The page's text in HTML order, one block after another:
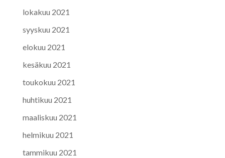
lokakuu 2021
syyskuu 2021
elokuu 2021
kesäkuu 2021
toukokuu 2021
huhtikuu 2021
maaliskuu 2021
helmikuu 2021
tammikuu 2021